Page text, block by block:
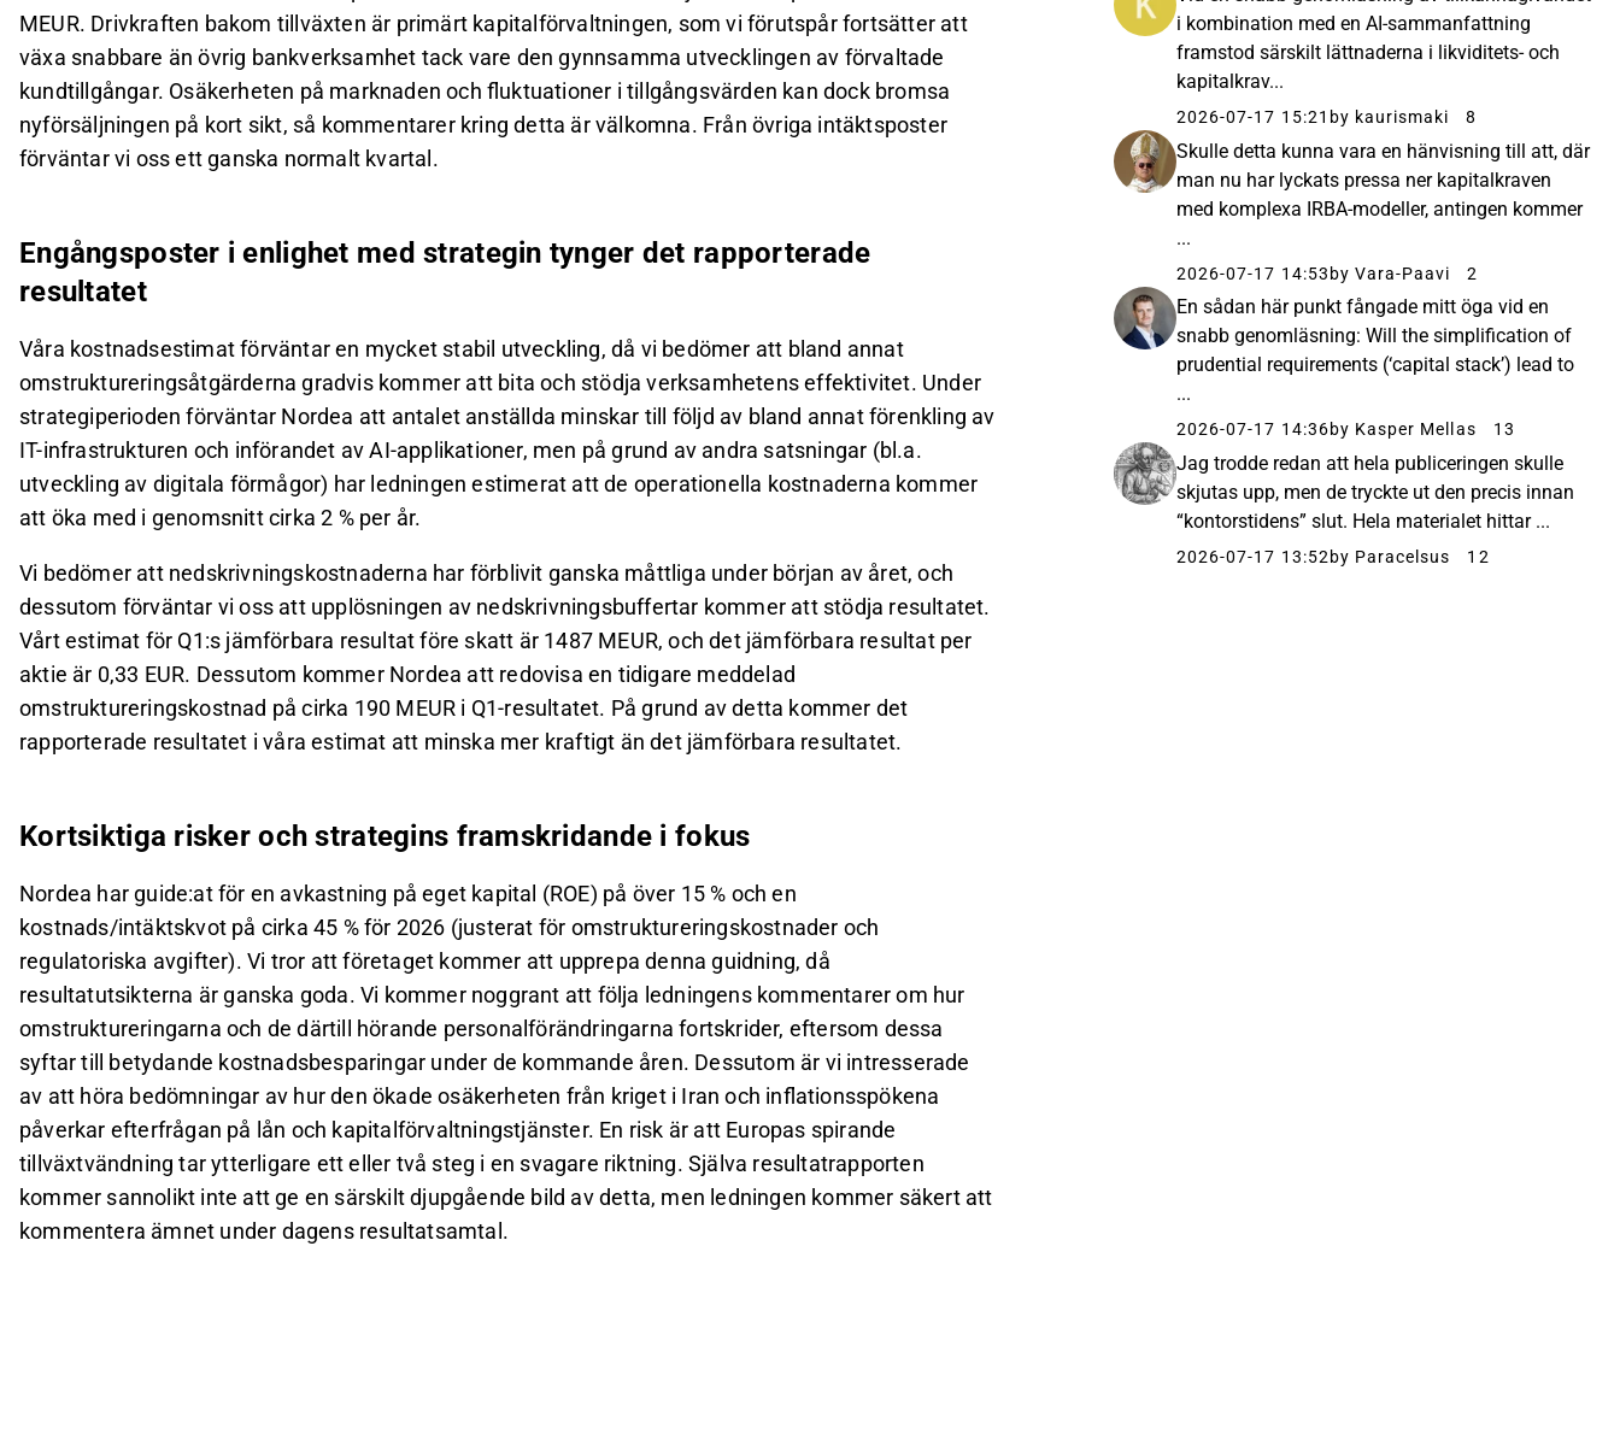
MEUR. Drivkraften bakom tillväxten är primärt kapitalförvaltningen, som vi förutspår fortsätter att
växa snabbare än övrig bankverksamhet tack vare den gynnsamma utvecklingen av förvaltade
kundtillgångar. Osäkerheten på marknaden och fluktuationer i tillgångsvärden kan dock bromsa
nyförsäljningen på kort sikt, så kommentarer kring detta är välkomna. Från övriga intäktsposter
förväntar vi oss ett ganska normalt kvartal.
Engångsposter i enlighet med strategin tynger det rapporterade
resultatet
Våra kostnadsestimat förväntar en mycket stabil utveckling, då vi bedömer att bland annat
omstruktureringsåtgärderna gradvis kommer att bita och stödja verksamhetens effektivitet. Under
strategiperioden förväntar Nordea att antalet anställda minskar till följd av bland annat förenkling av
IT-infrastrukturen och införandet av AI-applikationer, men på grund av andra satsningar (bl.a.
utveckling av digitala förmågor) har ledningen estimerat att de operationella kostnaderna kommer
att öka med i genomsnitt cirka 2 % per år.
Vi bedömer att nedskrivningskostnaderna har förblivit ganska måttliga under början av året, och
dessutom förväntar vi oss att upplösningen av nedskrivningsbuffertar kommer att stödja resultatet.
Vårt estimat för Q1:s jämförbara resultat före skatt är 1487 MEUR, och det jämförbara resultat per
aktie är 0,33 EUR. Dessutom kommer Nordea att redovisa en tidigare meddelad
omstruktureringskostnad på cirka 190 MEUR i Q1-resultatet. På grund av detta kommer det
rapporterade resultatet i våra estimat att minska mer kraftigt än det jämförbara resultatet.
Kortsiktiga risker och strategins framskridande i fokus
Nordea har guide:at för en avkastning på eget kapital (ROE) på över 15 % och en
kostnads/intäktskvot på cirka 45 % för 2026 (justerat för omstruktureringskostnader och
regulatoriska avgifter). Vi tror att företaget kommer att upprepa denna guidning, då
resultatutsikterna är ganska goda. Vi kommer noggrant att följa ledningens kommentarer om hur
omstruktureringarna och de därtill hörande personalförändringarna fortskrider, eftersom dessa
syftar till betydande kostnadsbesparingar under de kommande åren. Dessutom är vi intresserade
av att höra bedömningar av hur den ökade osäkerheten från kriget i Iran och inflationsspökena
påverkar efterfrågan på lån och kapitalförvaltningstjänster. En risk är att Europas spirande
tillväxtvändning tar ytterligare ett eller två steg i en svagare riktning. Själva resultatrapporten
kommer sannolikt inte att ge en särskilt djupgående bild av detta, men ledningen kommer säkert att
kommentera ämnet under dagens resultatsamtal.
i kombination med en AI-sammanfattning
framstod särskilt lättnaderna i likviditets- och
kapitalkrav...
2026-07-17 15:21 by kaurismaki 8
Skulle detta kunna vara en hänvisning till att, där
man nu har lyckats pressa ner kapitalkraven
med komplexa IRBA-modeller, antingen kommer
...
2026-07-17 14:53by Vara-Paavi 2
En sådan här punkt fångade mitt öga vid en
snabb genomläsning: Will the simplification of
prudential requirements (‘capital stack’) lead to
...
2026-07-17 14:36by Kasper Mellas 13
Jag trodde redan att hela publiceringen skulle
skjutas upp, men de tryckte ut den precis innan
“kontorstidens” slut. Hela materialet hittar ...
2026-07-17 13:52 by Paracelsus 12